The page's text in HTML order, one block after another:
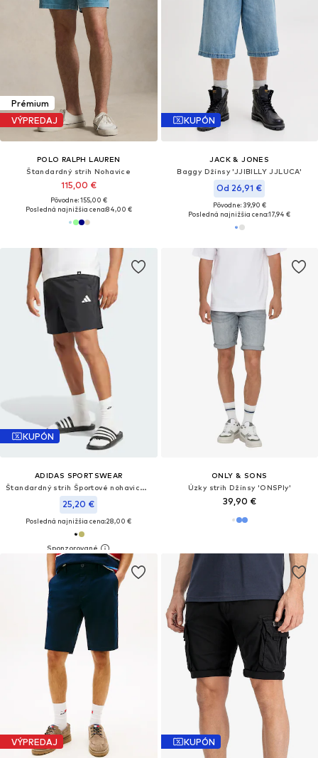
Prémium
VÝPREDAJ
POLO RALPH LAUREN
Štandardný strih Nohavice
115,00 €
Pôvodne: 155,00 €
Posledná najnižšia cena:84,00 €
KUPÓN
JACK & JONES
Baggy Džínsy 'JJIBILLY JJLUCA'
Od 26,91 €
Pôvodne: 39,90 €
Posledná najnižšia cena:17,94 €
KUPÓN
ADIDAS SPORTSWEAR
Štandardný strih Športové nohavice 'Essentials'
25,20 €
Posledná najnižšia cena:28,00 €
ONLY & SONS
Úzky strih Džínsy 'ONSPly'
39,90 €
VÝPREDAJ KUPÓN